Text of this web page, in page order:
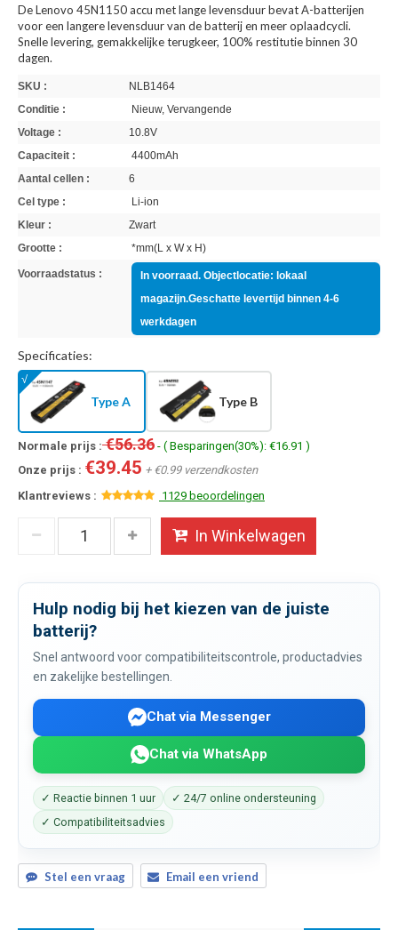
De Lenovo 45N1150 accu met lange levensduur bevat A-batterijen
voor een langere levensduur van de batterij en meer oplaadcycli.
Snelle levering, gemakkelijke terugkeer, 100% restitutie binnen 30
dagen.
SKU :
NLB1464
Conditie :
Nieuw, Vervangende
Voltage :
10.8V
Capaciteit :
4400mAh
Aantal cellen :
6
Cel type :
Li-ion
Kleur :
Zwart
Grootte :
*mm(L x W x H)
Voorraadstatus :
In voorraad. Objectlocatie: lokaal
magazijn.Geschatte levertijd binnen 4-6
werkdagen
Specificaties:
Type A Type B
Normale prijs :€56.36 - ( Besparingen(30%): €16.91 )
Onze prijs : €39.45 + €0.99 verzendkosten
Klantreviews :
1129 beoordelingen
In Winkelwagen
Hulp nodig bij het kiezen van de juiste
batterij?
Snel antwoord voor compatibiliteitscontrole, productadvies
en zakelijke bestellingen.
Chat via Messenger
Chat via WhatsApp
✓ Reactie binnen 1 uur
✓ 24/7 online ondersteuning
✓ Compatibiliteitsadvies
Stel een vraag Email een vriend